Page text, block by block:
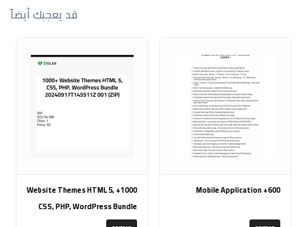
قد يعجبك أيضاً
600+ Mobile Application
1000+ Website Themes HTML 5,
CSS, PHP, WordPress Bundle
20240917T145511Z 001 (ZIP)